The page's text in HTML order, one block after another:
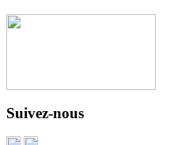
Suivez-nous